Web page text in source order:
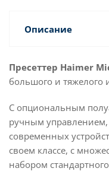
Описание
Пресеттер Haimer
большого и тяжелого
С опциональным
ручным
современных
своем классе, с
набором